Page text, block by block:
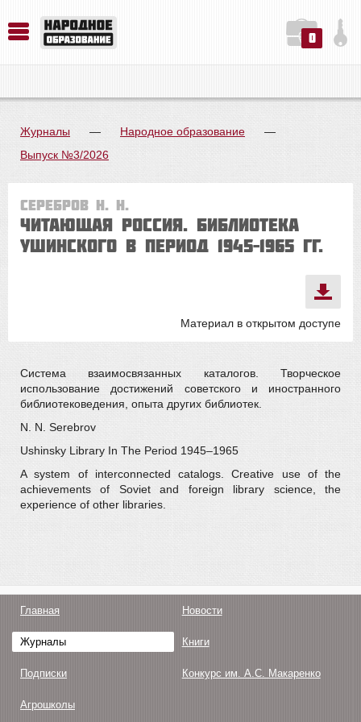
0
Журналы — Народное образование
—
Выпуск №3/2026
Серебров Н. Н.
ЧИТАЮЩАЯ РОССИЯ. Библиотека
Ушинского в период 1945–1965 гг.
Материал в открытом доступе
Система взаимосвязанных каталогов. Творческое
использование достижений советского и иностранного
библиотековедения, опыта других библиотек.
N. N. Serebrov
Ushinsky Library In The Period 1945–1965
A system of interconnected catalogs. Creative use of the
achievements of Soviet and foreign library science, the
experience of other libraries.
Главная Новости
Журналы Книги
Подписки Конкурс им. А.С. Макаренко
Агрошколы